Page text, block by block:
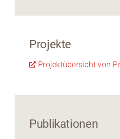
Projekte
Projektübersicht von
Publikationen